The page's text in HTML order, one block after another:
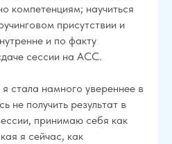
компетенциям; научиться
присутствии и
и по факту
сессии на ACC.
стала намного увереннее в
не получить результат в
принимаю себя как
я сейчас, как